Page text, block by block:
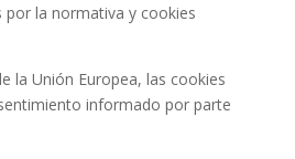
por la normativa y cookies
la Unión Europea, las cookies
informado por parte